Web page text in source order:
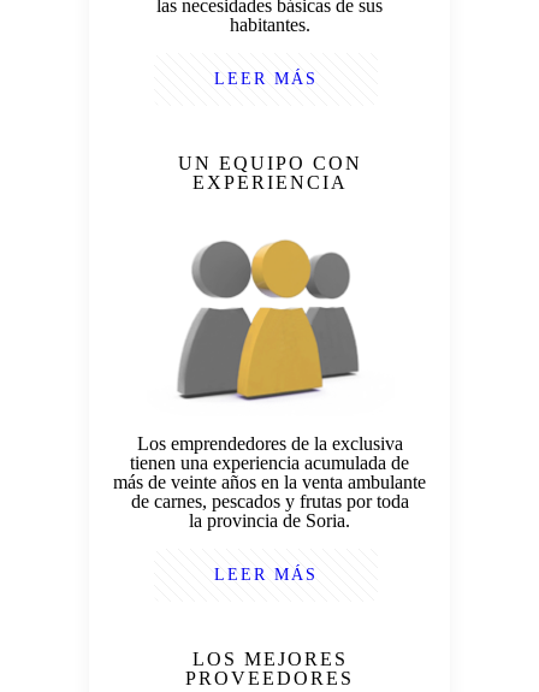
las necesidades básicas de sus
habitantes.
LEER MÁS
UN EQUIPO CON
EXPERIENCIA
Los emprendedores de la exclusiva
tienen una experiencia acumulada de
más de veinte años en la venta ambulante
de carnes, pescados y frutas por toda
la provincia de Soria.
LEER MÁS
LOS MEJORES
PROVEEDORES